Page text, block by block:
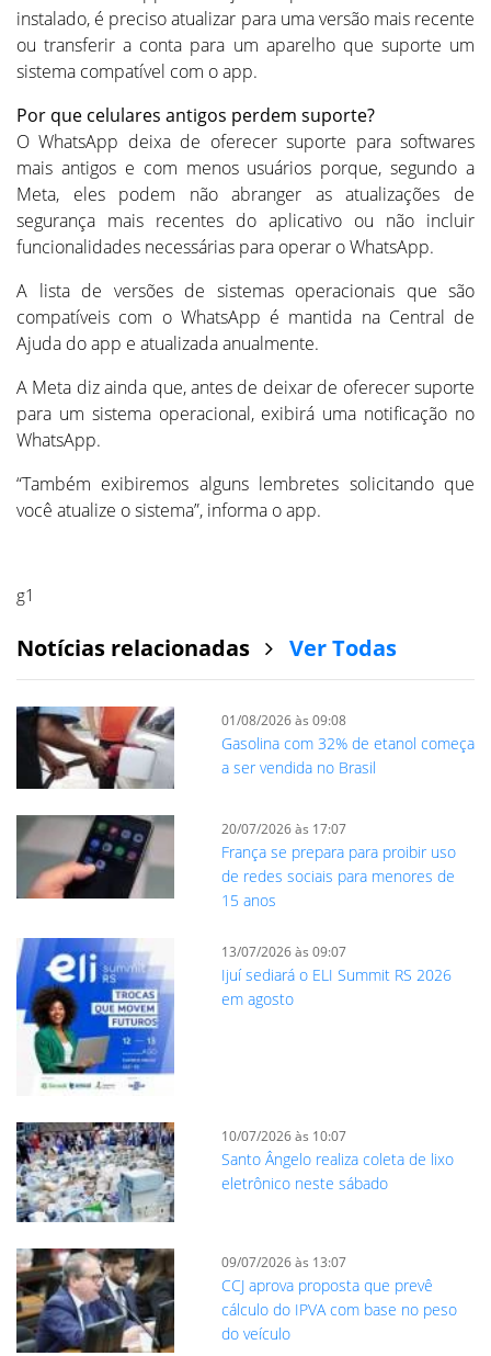
instalado, é preciso atualizar para uma versão mais recente
ou transferir a conta para um aparelho que suporte um
sistema compatível com o app.
Por que celulares antigos perdem suporte?
O WhatsApp deixa de oferecer suporte para softwares
mais antigos e com menos usuários porque, segundo a
Meta, eles podem não abranger as atualizações de
segurança mais recentes do aplicativo ou não incluir
funcionalidades necessárias para operar o WhatsApp.
A lista de versões de sistemas operacionais que são
compatíveis com o WhatsApp é mantida na Central de
Ajuda do app e atualizada anualmente.
A Meta diz ainda que, antes de deixar de oferecer suporte
para um sistema operacional, exibirá uma notificação no
WhatsApp.
“Também exibiremos alguns lembretes solicitando que
você atualize o sistema”, informa o app.
g1
Notícias relacionadas Ver Todas
01/08/2026 às 09:08
Gasolina com 32% de etanol começa
a ser vendida no Brasil
20/07/2026 às 17:07
França se prepara para proibir uso
de redes sociais para menores de
15 anos
13/07/2026 às 09:07
Ijuí sediará o ELI Summit RS 2026
em agosto
10/07/2026 às 10:07
Santo Ângelo realiza coleta de lixo
eletrônico neste sábado
09/07/2026 às 13:07
CCJ aprova proposta que prevê
cálculo do IPVA com base no peso
do veículo